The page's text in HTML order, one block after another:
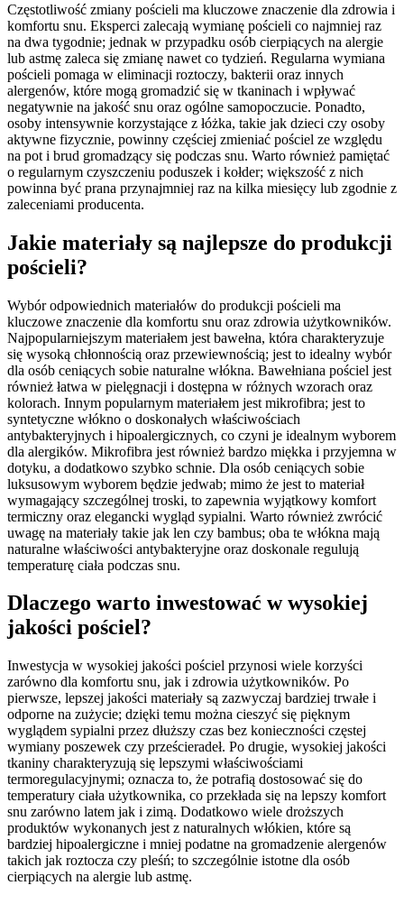
Częstotliwość zmiany pościeli ma kluczowe znaczenie dla zdrowia i
komfortu snu. Eksperci zalecają wymianę pościeli co najmniej raz
na dwa tygodnie; jednak w przypadku osób cierpiących na alergie
lub astmę zaleca się zmianę nawet co tydzień. Regularna wymiana
pościeli pomaga w eliminacji roztoczy, bakterii oraz innych
alergenów, które mogą gromadzić się w tkaninach i wpływać
negatywnie na jakość snu oraz ogólne samopoczucie. Ponadto,
osoby intensywnie korzystające z łóżka, takie jak dzieci czy osoby
aktywne fizycznie, powinny częściej zmieniać pościel ze względu
na pot i brud gromadzący się podczas snu. Warto również pamiętać
o regularnym czyszczeniu poduszek i kołder; większość z nich
powinna być prana przynajmniej raz na kilka miesięcy lub zgodnie z
zaleceniami producenta.
Jakie materiały są najlepsze do produkcji
pościeli?
Wybór odpowiednich materiałów do produkcji pościeli ma
kluczowe znaczenie dla komfortu snu oraz zdrowia użytkowników.
Najpopularniejszym materiałem jest bawełna, która charakteryzuje
się wysoką chłonnością oraz przewiewnością; jest to idealny wybór
dla osób ceniących sobie naturalne włókna. Bawełniana pościel jest
również łatwa w pielęgnacji i dostępna w różnych wzorach oraz
kolorach. Innym popularnym materiałem jest mikrofibra; jest to
syntetyczne włókno o doskonałych właściwościach
antybakteryjnych i hipoalergicznych, co czyni je idealnym wyborem
dla alergików. Mikrofibra jest również bardzo miękka i przyjemna w
dotyku, a dodatkowo szybko schnie. Dla osób ceniących sobie
luksusowym wyborem będzie jedwab; mimo że jest to materiał
wymagający szczególnej troski, to zapewnia wyjątkowy komfort
termiczny oraz elegancki wygląd sypialni. Warto również zwrócić
uwagę na materiały takie jak len czy bambus; oba te włókna mają
naturalne właściwości antybakteryjne oraz doskonale regulują
temperaturę ciała podczas snu.
Dlaczego warto inwestować w wysokiej
jakości pościel?
Inwestycja w wysokiej jakości pościel przynosi wiele korzyści
zarówno dla komfortu snu, jak i zdrowia użytkowników. Po
pierwsze, lepszej jakości materiały są zazwyczaj bardziej trwałe i
odporne na zużycie; dzięki temu można cieszyć się pięknym
wyglądem sypialni przez dłuższy czas bez konieczności częstej
wymiany poszewek czy prześcieradeł. Po drugie, wysokiej jakości
tkaniny charakteryzują się lepszymi właściwościami
termoregulacyjnymi; oznacza to, że potrafią dostosować się do
temperatury ciała użytkownika, co przekłada się na lepszy komfort
snu zarówno latem jak i zimą. Dodatkowo wiele droższych
produktów wykonanych jest z naturalnych włókien, które są
bardziej hipoalergiczne i mniej podatne na gromadzenie alergenów
takich jak roztocza czy pleśń; to szczególnie istotne dla osób
cierpiących na alergie lub astmę.